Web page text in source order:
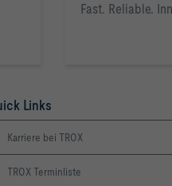
Fast. Reliable.
Links
Karriere bei TROX
TROX Terminliste